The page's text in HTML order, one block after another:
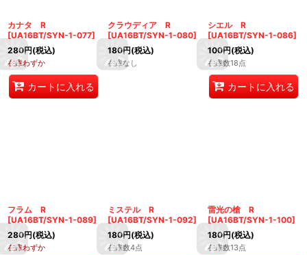
カナタ R
[UA16BT/SYN-1-077]
280円(税込)
在庫わずか
カートに入れる
クラウディア R
[UA16BT/SYN-1-080]
180円(税込)
在庫なし
シエル R
[UA16BT/SYN-1-086]
100円(税込)
在庫数18点
カートに入れる
フラム R
[UA16BT/SYN-1-089]
280円(税込)
在庫わずか
ミステル R
[UA16BT/SYN-1-092]
180円(税込)
在庫数4点
雷光の槍 R
[UA16BT/SYN-1-100]
180円(税込)
在庫数13点